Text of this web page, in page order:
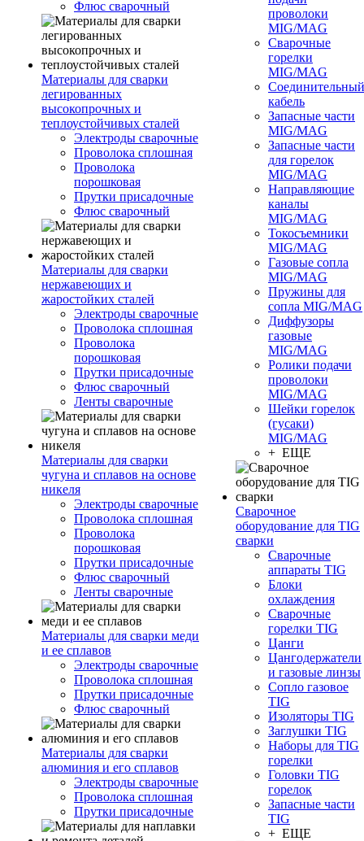
Флюс сварочный
Материалы для сварки
легированных
высокопрочных и
теплоустойчивых сталей
Электроды сварочные
Проволока сплошная
Проволока
порошковая
Прутки присадочные
Флюс сварочный
Материалы для сварки
нержавеющих и
жаростойких сталей
Электроды сварочные
Проволока сплошная
Проволока
порошковая
Прутки присадочные
Флюс сварочный
Ленты сварочные
Материалы для сварки
чугуна и сплавов на основе
никеля
Электроды сварочные
Проволока сплошная
Проволока
порошковая
Прутки присадочные
Флюс сварочный
Ленты сварочные
Материалы для сварки меди
и ее сплавов
Электроды сварочные
Проволока сплошная
Прутки присадочные
Флюс сварочный
Материалы для сварки
алюминия и его сплавов
Электроды сварочные
Проволока сплошная
Прутки присадочные
проволоки
MIG/MAG
Сварочные
горелки
MIG/MAG
Соединительный
кабель
Запасные части
MIG/MAG
Запасные части
для горелок
MIG/MAG
Направляющие
каналы
MIG/MAG
Токосъемники
MIG/MAG
Газовые сопла
MIG/MAG
Пружины для
сопла MIG/MAG
Диффузоры
газовые
MIG/MAG
Ролики подачи
проволоки
MIG/MAG
Шейки горелок
(гусаки)
MIG/MAG
+ ЕЩЕ
Сварочное
оборудование для TIG
сварки
Сварочные
аппараты TIG
Блоки
охлаждения
Сварочные
горелки TIG
Цанги
Цангодержатели
и газовые линзы
Сопло газовое
TIG
Изоляторы TIG
Заглушки TIG
Наборы для TIG
горелки
Головки TIG
горелок
Запасные части
TIG
+ ЕЩЕ